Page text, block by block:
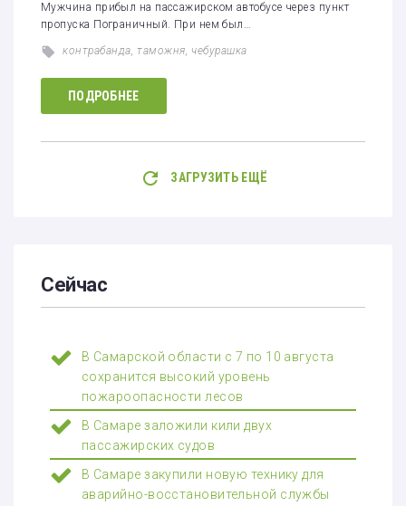
Мужчина прибыл на пассажирском автобусе через пункт
пропуска Пограничный. При нем был…
контрабанда,таможня, чебурашка
ПОДРОБНЕЕ
ЗАГРУЗИТЬ ЕЩЁ
Сейчас
В Самарской области с 7 по 10 августа
сохранится высокий уровень
пожароопасности лесов
В Самаре заложили кили двух
пассажирских судов
В Самаре закупили новую технику для
аварийно-восстановительной службы